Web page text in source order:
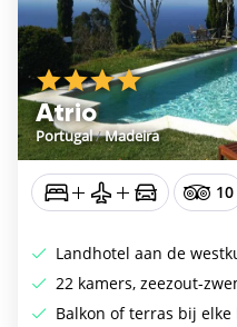
Atrio
Portugal/Madeira
10
Landhotel aan de
22 kamers, zeezout-
Balkon of terras bij elke